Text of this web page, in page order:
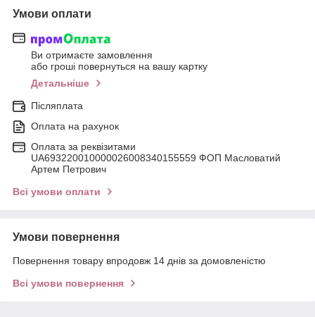
Умови оплати
Ви отримаєте замовлення
або гроші повернуться на вашу картку
Детальніше
Післяплата
Оплата на рахунок
Оплата за реквізитами
UA693220010000026008340155559 ФОП Масловатий
Артем Петрович
Всі умови оплати
Умови повернення
Повернення товару впродовж 14 днів за домовленістю
Всі умови повернення